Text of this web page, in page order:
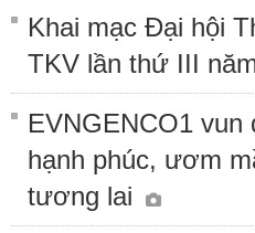
Khai mạc Đại hội
TKV lần thứ III
EVNGENCO1 vun
hạnh phúc, ươm
tương lai